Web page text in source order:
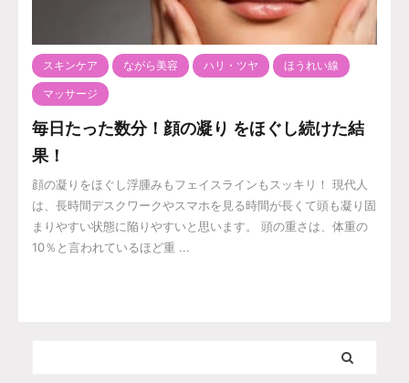
スキンケア ながら美容 ハリ・ツヤ ほうれい線
マッサージ
毎日たった数分！顔の凝り をほぐし続けた結
果！
顔の凝りをほぐし浮腫みもフェイスラインもスッキリ！ 現代人
は、長時間デスクワークやスマホを見る時間が長くて頭も凝り固
まりやすい状態に陥りやすいと思います。 頭の重さは、体重の
10％と言われているほど重 ...